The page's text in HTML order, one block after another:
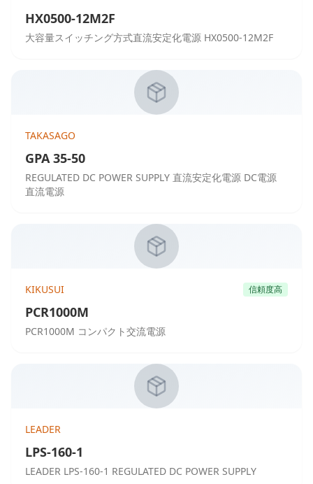
HX0500-12M2F
大容量スイッチング方式直流安定化電源 HX0500-12M2F
TAKASAGO
GPA 35-50
REGULATED DC POWER SUPPLY 直流安定化電源 DC電源
直流電源
KIKUSUI 信頼度高
PCR1000M
PCR1000M コンパクト交流電源
LEADER
LPS-160-1
LEADER LPS-160-1 REGULATED DC POWER SUPPLY